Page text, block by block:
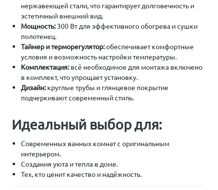
нержавеющей стали, что гарантирует долговечность и
эстетичный внешний вид.
Мощность:300 Вт для эффективного обогрева и сушки
полотенец.
Таймер и терморегулятор:обеспечивает комфортные
условия и возможность настройки температуры.
Комплектация:всё необходимое для монтажа включено
в комплект, что упрощает установку.
Дизайн:круглые трубы и глянцевое покрытие
подчеркивают современный стиль.
Идеальный выбор для:
Современных ванных комнат с оригинальным
интерьером.
Создания уюта и тепла в доме.
Тех, кто ценит качество и надёжность.